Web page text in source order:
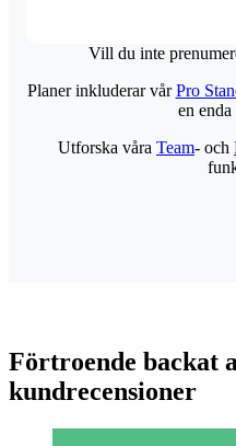
Vill du inte
Planer inkluderar vårPro
en enda
Utforska våra Team- och
Förtroende backat
kundrecensioner